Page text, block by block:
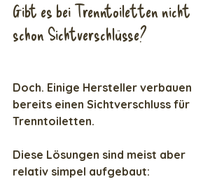
Gibt es bei Trenntoiletten nicht
schon Sichtverschlüsse?
Doch. Einige Hersteller verbauen
bereits einen Sichtverschluss für
Trenntoiletten.
Diese Lösungen sind meist aber
relativ simpel aufgebaut: